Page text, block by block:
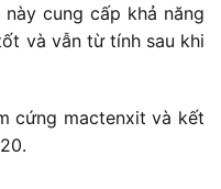
cung cấp khả năng
và vẫn từ tính sau khi
cứng mactenxit và kết